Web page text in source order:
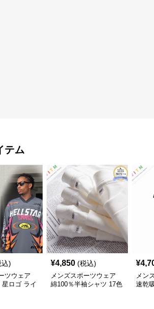
テム
)
ツウェア
星ロゴ ライ
¥4,850 (税込)
メンズスポーツウェア
綿100％半袖シャツ 17色
¥
メン
速乾